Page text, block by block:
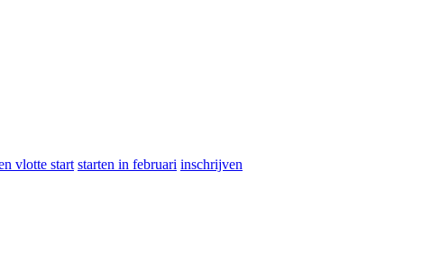
vlotte start starten in februari inschrijven